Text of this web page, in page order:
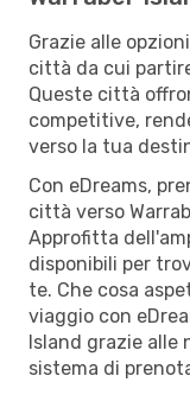
Grazie alle
città da cui
Queste città
competitive,
verso la tua
Con eDreams,
città verso
Approfitta
disponibili per
te. Che cosa
viaggio con
Island grazie alle
sistema di